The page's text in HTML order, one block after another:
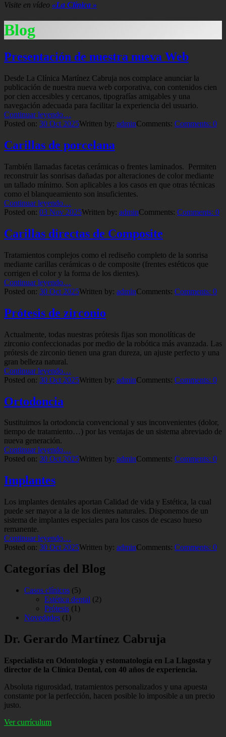
Visite en vídeo «La Clínica »
Blog
Presentación de nuestra nueva Web
Desde La Clínica Martínez Cabruja nos complace anunciar la
publicación de nuestra nueva web corporativa, con contenidos cien
por cien accesibles y cercanos, tipografías amigables y una
navegación adecuada para facilitar la experiencia del usuario.
Continuar leyendo“Presentación
de
Web”
…
Posted on: 30 Oct 2025Written by: adminComments: Comments: 0
Carillas de porcelana
También llamadas facetas cerámicas o frentes laminados. Permiten
reconstruir las sonrisas dañadas por alteraciones de color mediante
un tallado mínimo. Son aplicables a los casos en que otras técnicas
como el blanqueamiento son insuficientes.
Continuar leyendo“Carillas
de
…
Posted on: 03 Nov 2025Written by: adminComments: Comments: 0
Carillas directas de Composite
Tratamientos complejos como el rediseño completo de la sonrisa
mediante carillas cerámicas o de composite (frentes estéticos que
corrigen el color y la forma de los dientes).
Continuar leyendo“Carillas
directas
Composite”
…
Posted on: 30 Oct 2025Written by: adminComments: Comments: 0
Prótesis de zirconio
Actualmente, todas nuestras prótesis fijas son monolíticas de
zirconio confeccionadas por medio de la robótica más avanzada. Las
prótesis de zirconio tienen una gran dureza, un ajuste perfecto y una
gran belleza natural.
Continuar leyendo“Prótesis
de
…
Posted on: 30 Oct 2025Written by: adminComments: Comments: 0
Ortodoncia
Sustituimos la ortodoncia convencional y sus inconvenientes (dolor,
tiempo de tratamiento…) por las ventajas de un sistema abreviado de
nueva generación.
Continuar leyendo“Ortodoncia”
…
Posted on: 30 Oct 2025Written by: adminComments: Comments: 0
Implantes
Los implantes dentales aportan Calidad de vida y Estética, la cual
puede ser mayor a la de los dientes naturales. Disponemos de un
sistema de implantes especiales para los casos de escaso hueso
remanente.
Continuar leyendo“Implantes”
…
Posted on: 30 Oct 2025Written by: adminComments: Comments: 0
Categorías del Blog
Casos clínicos (5)
Estética dental (2)
Prótesis (1)
Novedades (1)
Dr. Gerardo Martínez Cabruja
Especialista en Odontología y estomatología en La Llagosta y
director de la Clínica Dental, con 40 años de experiencia.
Absoluta rigurosidad, tratamientos personalizados y una apuesta
constante por la perfección, hacen posible lo imposible a un precio
justo.
Ver currículum